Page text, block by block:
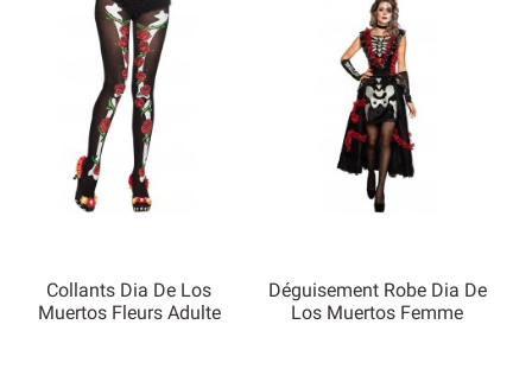
Collants Dia De Los
Muertos Fleurs Adulte
Déguisement Robe Dia De
Los Muertos Femme